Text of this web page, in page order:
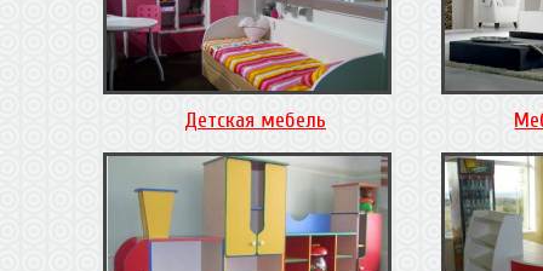
Детская мебель